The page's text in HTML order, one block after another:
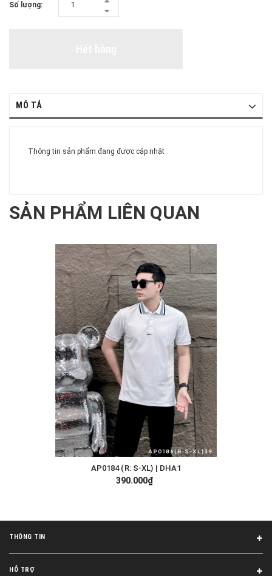
Số lượng:
MÔ TẢ
Thông tin sản phẩm đang được cập nhật
SẢN PHẨM LIÊN QUAN
AP0184 (R: S-XL) | DHA1
390.000₫
THÔNG TIN
HỖ TRỢ